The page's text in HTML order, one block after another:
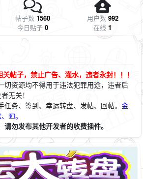
帖子数1560
今日贴子0
用户数 992
在线1
帖子，禁止广告、灌水，违者永封！！！
切资源均不得用于违法犯罪用途，违者后
无关！
任务、签到、幸运转盘、发帖、回帖。 金
💵。
勿发布其他开发者的收费插件。